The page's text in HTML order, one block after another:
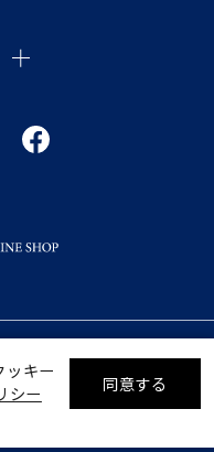
絞り込んで検索する
ッキー
シー
同意する
ギフトをお探しですか？